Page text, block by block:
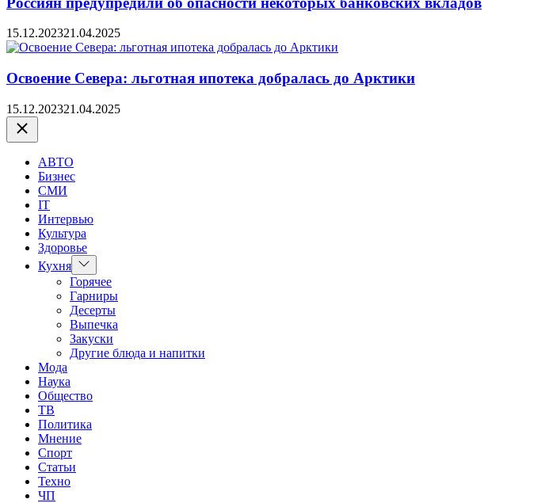
15.12.202321.04.2025
Освоение Севера: льготная ипотека добралась до Арктики
15.12.202321.04.2025
Закрыть
АВТО
Бизнес
СМИ
IT
Интервью
Культура
Здоровье
Кухня Показать
подменю
Горячее
Гарниры
Десерты
Выпечка
Закуски
Другие блюда и напитки
Мода
Наука
Общество
ТВ
Политика
Мнение
Спорт
Статьи
Техно
ЧП